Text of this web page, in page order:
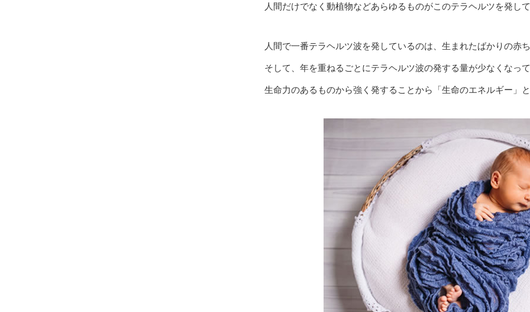
人間だけでなく動植物などあらゆるものがこのテラヘルツを発し
人間で一番テラヘルツ波を発しているのは、生まれたばかりの赤
そして、年を重ねるごとにテラヘルツ波の発する量が少なくなっ
生命力のあるものから強く発することから「生命のエネルギー」